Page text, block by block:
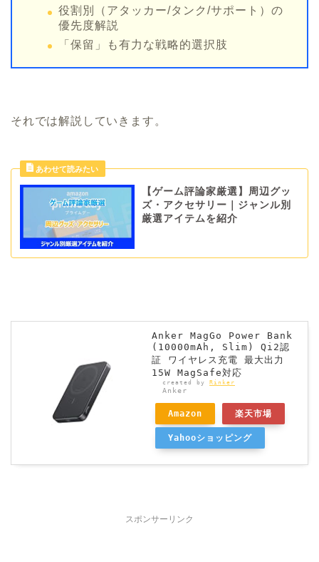
役割別（アタッカー/タンク/サポート）の
優先度解説
「保留」も有力な戦略的選択肢
それでは解説していきます。
【ゲーム評論家厳選】周辺グッ
ズ・アクセサリー｜ジャンル別
厳選アイテムを紹介
Anker MagGo Power Bank
(10000mAh, Slim) Qi2認
証 ワイヤレス充電 最大出力
15W MagSafe対応
created by Rinker
Anker
Amazon 楽天市場
Yahooショッピング
スポンサーリンク